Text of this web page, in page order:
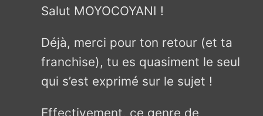
Salut MOYOCOYANI !
Déjà, merci pour ton retour (et ta
franchise), tu es quasiment le seul
qui s’est exprimé sur le sujet !
Effectivement, ce genre de